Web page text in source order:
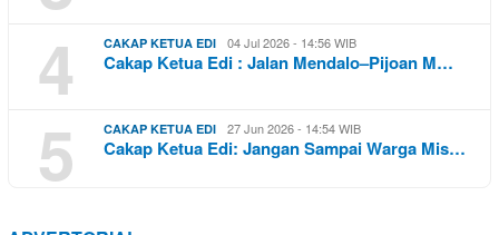
4 CAKAP KETUA EDI 04 Jul 2026 - 14:56 WIB
Cakap Ketua Edi : Jalan Mendalo–Pijoan M…
5 CAKAP KETUA EDI 27 Jun 2026 - 14:54 WIB
Cakap Ketua Edi: Jangan Sampai Warga Mis…